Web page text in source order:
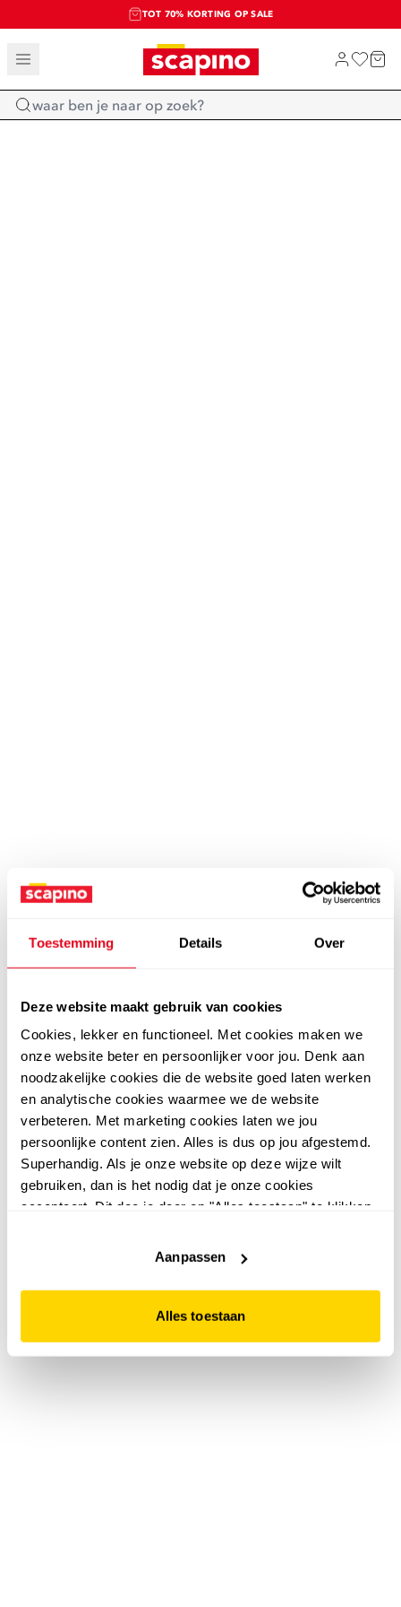
Toestemming Details Over
Deze website maakt gebruik van cookies
Cookies, lekker en functioneel. Met cookies maken we
onze website beter en persoonlijker voor jou. Denk aan
noodzakelijke cookies die de website goed laten werken
en analytische cookies waarmee we de website
verbeteren. Met marketing cookies laten we jou
persoonlijke content zien. Alles is dus op jou afgestemd.
Superhandig. Als je onze website op deze wijze wilt
gebruiken, dan is het nodig dat je onze cookies
accepteert. Dit doe je door op "Alles toestaan" te klikken.
website niet optimaal functioneert.
Aanpassen
Alles toestaan
TOT 70% KORTING OP SALE
SALE: LAATSTE KANS!
SHOP NIEUW
Home